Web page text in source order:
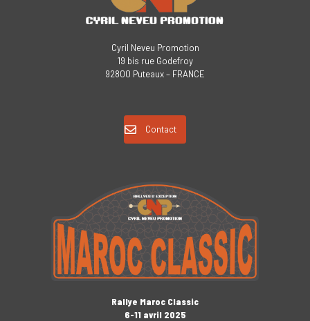
Cyril Neveu Promotion
19 bis rue Godefroy
92800 Puteaux – FRANCE
Contact
Rallye Maroc Classic
6-11 avril 2025